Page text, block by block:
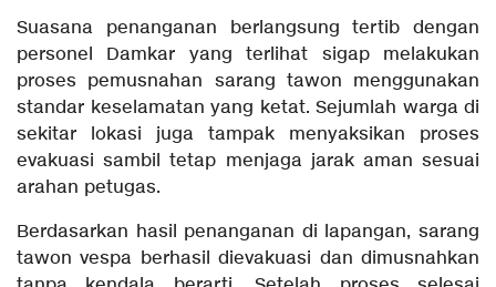
Suasana penanganan berlangsung tertib dengan
personel Damkar yang terlihat sigap melakukan
proses pemusnahan sarang tawon menggunakan
standar keselamatan yang ketat. Sejumlah warga di
sekitar lokasi juga tampak menyaksikan proses
evakuasi sambil tetap menjaga jarak aman sesuai
arahan petugas.
Berdasarkan hasil penanganan di lapangan, sarang
tawon vespa berhasil dievakuasi dan dimusnahkan